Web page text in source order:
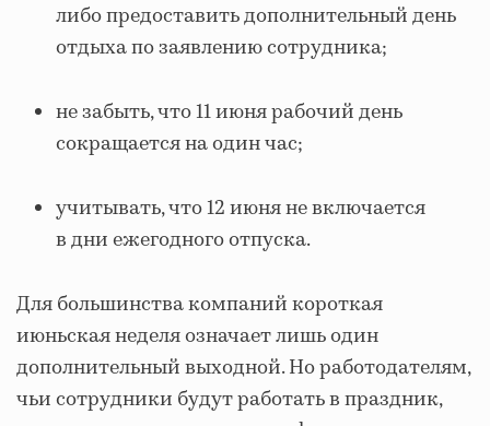
либо предоставить дополнительный день
отдыха по заявлению сотрудника;
не забыть, что 11 июня рабочий день
сокращается на один час;
учитывать, что 12 июня не включается
в дни ежегодного отпуска.
Для большинства компаний короткая
июньская неделя означает лишь один
дополнительный выходной. Но работодателям,
чьи сотрудники будут работать в праздник,